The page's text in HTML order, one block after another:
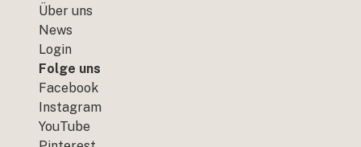
Über uns
News
Login
Folge uns
Facebook
Instagram
YouTube